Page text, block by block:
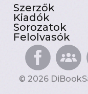
Szerzők
Kiadók
Sorozatok
Felolvasók
© 2026